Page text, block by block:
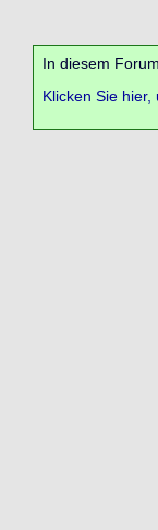
In diesem
Klicken Sie